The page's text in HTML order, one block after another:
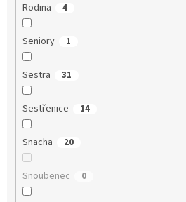
Rodina 4
Seniory 1
Sestra 31
Sestřenice 14
Snacha 20
Snoubenec 0